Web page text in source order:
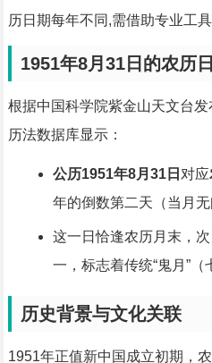
历日期每年不同,需借助专业工
1951年8月31日的农历
根据中国科学院紫金山天文台
历法数据库显示：
公历1951年8月31日 对应
年的倒数第二天（当月无
这一日恰逢农历月末，
一，标志着传统“鬼月”（
历史背景与文化关联
1951年正值新中国成立初期，